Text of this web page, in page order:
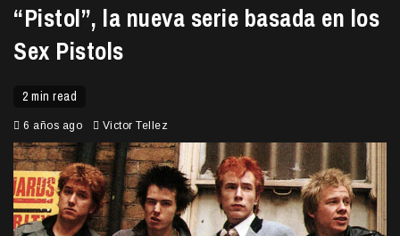
“Pistol”, la nueva serie basada en los
Sex Pistols
2 min read
6 años ago Victor Tellez